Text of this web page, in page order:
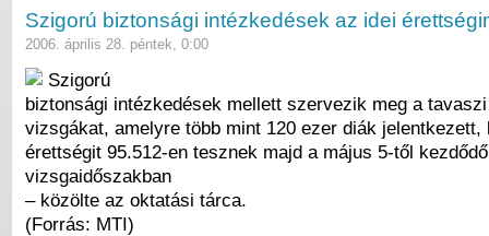
Szigorú biztonsági intézkedések az idei
2006. április 28. péntek, 0:00
Szigorú
biztonsági intézkedések mellett szervezik meg a
vizsgákat, amelyre több mint 120 ezer diák jelentkezett,
érettségit 95.512-en tesznek majd a május 5-től kezdődő
vizsgaidőszakban
– közölte az oktatási tárca.
(Forrás: MTI)